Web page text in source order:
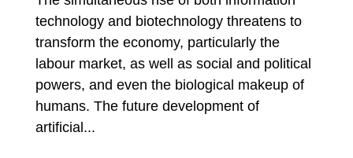
technology and biotechnology threatens to
transform the economy, particularly the
labour market, as well as social and political
powers, and even the biological makeup of
humans. The future development of
artificial...